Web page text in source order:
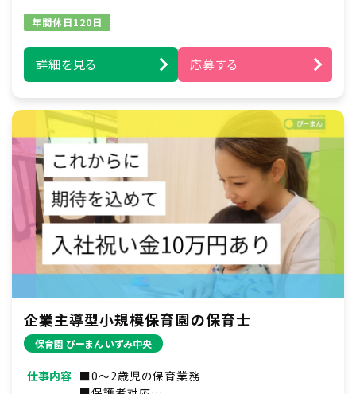
年間休日120日
詳細を見る 応募する
企業主導型小規模保育園の保育士
保育園 ぴーまん いずみ中央
仕事内容 ■0～2歳児の保育業務